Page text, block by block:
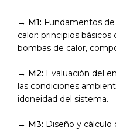
→ M1: Fundamentos
calor: principios
bombas de calor,
→ M2: Evaluación del
las condiciones
idoneidad del sistema.
→ M3: Diseño y cálculo